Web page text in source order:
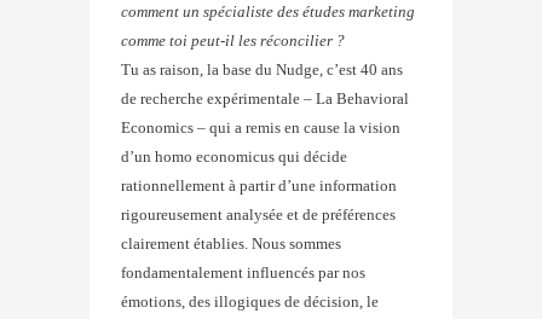
comment un spécialiste des études marketing
comme toi peut-il les réconcilier ?
Tu as raison, la base du Nudge, c’est 40 ans
de recherche expérimentale – La Behavioral
Economics – qui a remis en cause la vision
d’un homo economicus qui décide
rationnellement à partir d’une information
rigoureusement analysée et de préférences
clairement établies. Nous sommes
fondamentalement influencés par nos
émotions, des illogiques de décision, le